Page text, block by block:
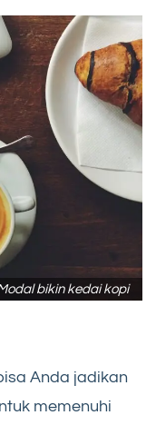
bikin kedai kopi
Anda jadikan
memenuhi